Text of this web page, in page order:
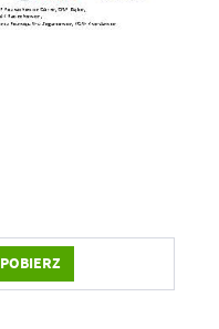
POBIERZ